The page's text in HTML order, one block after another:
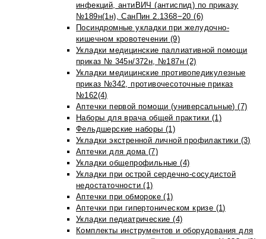
инфекций, антиВИЧ (антиспид) по приказу
№189н(1н), СанПин 2.1368−20 (6)
Посиндромные укладки при желудочно-
кишечном кровотечении (9)
Укладки медицинские паллиативной помощи
приказ № 345н/372н, №187н (2)
Укладки медицинские противопедикулезные
приказ №342, противочесоточные приказ
№162(4)
Аптечки первой помощи (универсальные) (7)
Наборы для врача общей практики (1)
Фельдшерские наборы (1)
Укладки экстренной личной профилактики (3)
Аптечки для дома (7)
Укладки общепрофильные (4)
Укладки при острой сердечно-сосудистой
недостаточности (1)
Аптечки при обмороке (1)
Аптечки при гипертоническом кризе (1)
Укладки педиатрические (4)
Комплекты инструментов и оборудования для